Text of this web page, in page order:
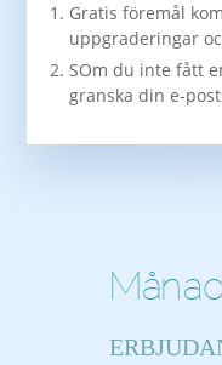
Gratis föremål
uppgraderingar
SOm du inte fått
granska din e-